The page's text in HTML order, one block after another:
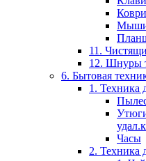
11.
12. Шнуры
6. Бытовая
1. Техника
Часы
2. Техника